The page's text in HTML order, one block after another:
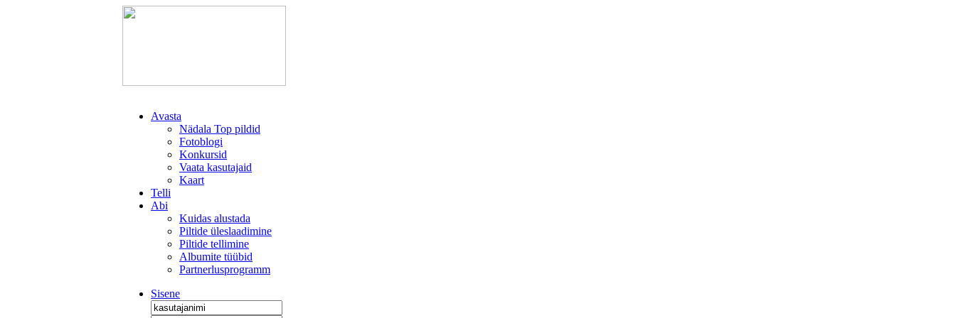
Avasta
Nädala Top pildid
Fotoblogi
Konkursid
Vaata kasutajaid
Kaart
Telli
Abi
Kuidas alustada
Piltide üleslaadimine
Piltide tellimine
Albumite tüübid
Partnerlusprogramm
Sisene